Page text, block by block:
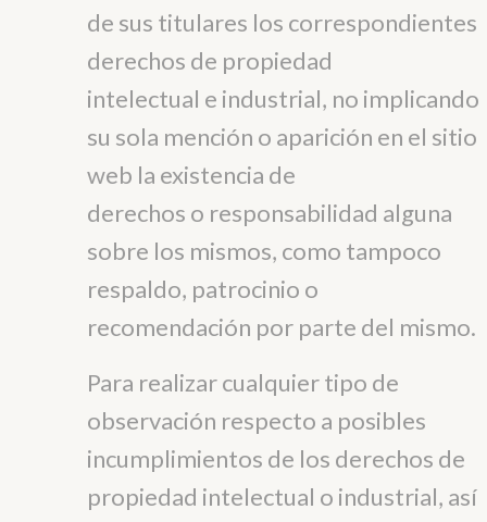
de sus titulares los correspondientes
derechos de propiedad
intelectual e industrial, no implicando
su sola mención o aparición en el sitio
web la existencia de
derechos o responsabilidad alguna
sobre los mismos, como tampoco
respaldo, patrocinio o
recomendación por parte del mismo.
Para realizar cualquier tipo de
observación respecto a posibles
incumplimientos de los derechos de
propiedad intelectual o industrial, así